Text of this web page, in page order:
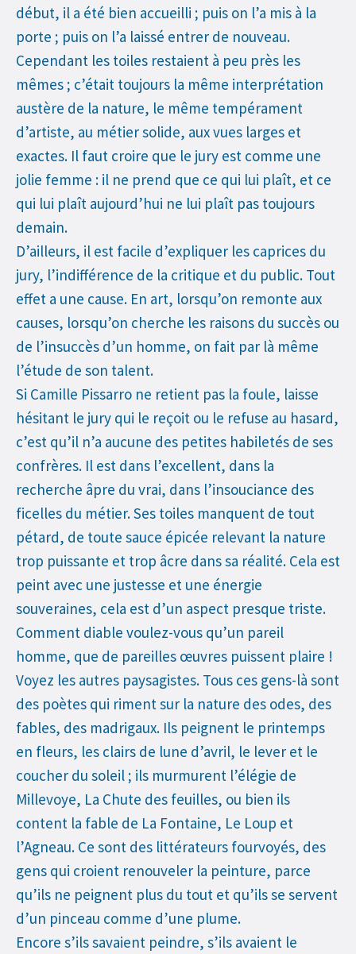
début, il a été bien accueilli ; puis on l’a mis à la
porte ; puis on l’a laissé entrer de nouveau.
Cependant les toiles restaient à peu près les
mêmes ; c’était toujours la même interprétation
austère de la nature, le même tempérament
d’artiste, au métier solide, aux vues larges et
exactes. Il faut croire que le jury est comme une
jolie femme : il ne prend que ce qui lui plaît, et ce
qui lui plaît aujourd’hui ne lui plaît pas toujours
demain.
D’ailleurs, il est facile d’expliquer les caprices du
jury, l’indifférence de la critique et du public. Tout
effet a une cause. En art, lorsqu’on remonte aux
causes, lorsqu’on cherche les raisons du succès ou
de l’insuccès d’un homme, on fait par là même
l’étude de son talent.
Si Camille Pissarro ne retient pas la foule, laisse
hésitant le jury qui le reçoit ou le refuse au hasard,
c’est qu’il n’a aucune des petites habiletés de ses
confrères. Il est dans l’excellent, dans la
recherche âpre du vrai, dans l’insouciance des
ficelles du métier. Ses toiles manquent de tout
pétard, de toute sauce épicée relevant la nature
trop puissante et trop âcre dans sa réalité. Cela est
peint avec une justesse et une énergie
souveraines, cela est d’un aspect presque triste.
Comment diable voulez-vous qu’un pareil
homme, que de pareilles œuvres puissent plaire !
Voyez les autres paysagistes. Tous ces gens-là sont
des poètes qui riment sur la nature des odes, des
fables, des madrigaux. Ils peignent le printemps
en fleurs, les clairs de lune d’avril, le lever et le
coucher du soleil ; ils murmurent l’élégie de
Millevoye, La Chute des feuilles, ou bien ils
content la fable de La Fontaine, Le Loup et
l’Agneau. Ce sont des littérateurs fourvoyés, des
gens qui croient renouveler la peinture, parce
qu’ils ne peignent plus du tout et qu’ils se servent
d’un pinceau comme d’une plume.
Encore s’ils savaient peindre, s’ils avaient le